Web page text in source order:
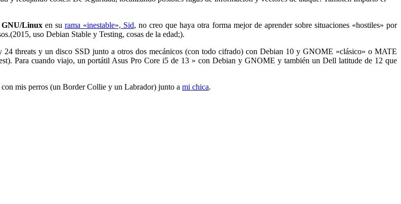
GNU/Linuxen surama «inestable», Sid, no creo que haya otra forma mejor de aprender sobre situaciones «hostiles» por
uso Debian Stable y Testing, cosas de la edad;).
threats y un disco SSD junto a otros dos mecánicos (con todo cifrado) con Debian 10 y GNOME «clásico» o MATE
Para cuando viajo, un portátil Asus Pro Core i5 de 13 » con Debian y GNOME y también un Dell latitude de 12 que
mis perros (un Border Collie y un Labrador) junto a mi chica.